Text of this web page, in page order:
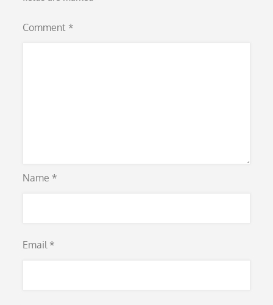
Comment *
Name *
Email *